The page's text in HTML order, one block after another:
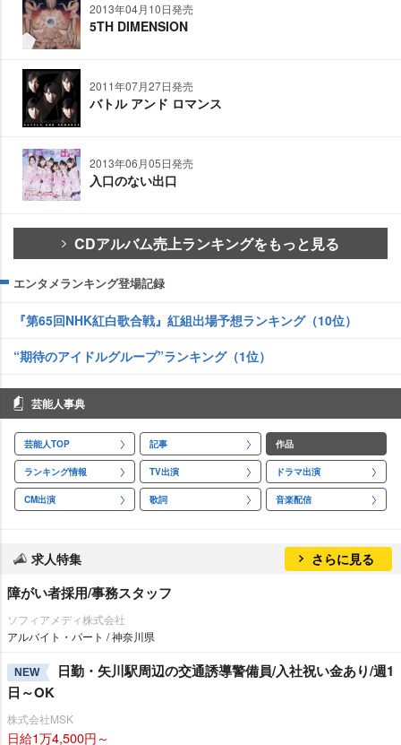
2013年04月10日発売
5TH DIMENSION
2011年07月27日発売
バトル アンド ロマンス
2013年06月05日発売
入口のない出口
CDアルバム売上ランキングをもっと見る
エンタメランキング登場記録
『第65回NHK紅白歌合戦』紅組出場予想ランキング（10位）
“期待のアイドルグループ”ランキング（1位）
芸能人事典
芸能人TOP 記事 作品
ランキング情報 TV出演 ドラマ出演
CM出演 歌詞 音楽配信
求人特集 さらに見る
障がい者採用/事務スタッフ
ソフィアメディ株式会社
アルバイト・パート / 神奈川県
NEW
日勤・矢川駅周辺の交通誘導警備員/入社祝い金あり/週1
日～OK
株式会社MSK
日給1万4,500円～